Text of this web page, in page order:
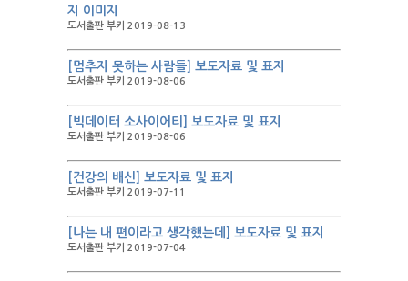
지 이미지
도서출판 부키 2019-08-13
[멈추지 못하는 사람들] 보도자료 및 표지
도서출판 부키 2019-08-06
[빅데이터 소사이어티] 보도자료 및 표지
도서출판 부키 2019-08-06
[건강의 배신] 보도자료 및 표지
도서출판 부키 2019-07-11
[나는 내 편이라고 생각했는데] 보도자료 및 표지
도서출판 부키 2019-07-04